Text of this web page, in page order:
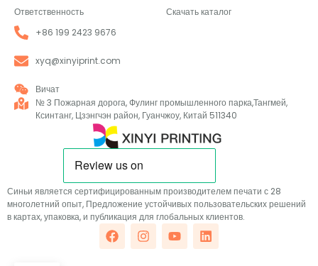
Синьи является сертифицированным производителем печати с 28
многолетний опыт, Предложение устойчивых пользовательских решений
в картах, упаковка, и публикация для глобальных клиентов.
Ответственность
Скачать каталог
+86 199 2423 9676
xyq@xinyiprint.com
Вичат
№ 3 Пожарная дорога, Фулинг промышленного парка,Тангмей,
Ксинтанг, Цзэнгчэн район, Гуанчжоу, Китай 511340